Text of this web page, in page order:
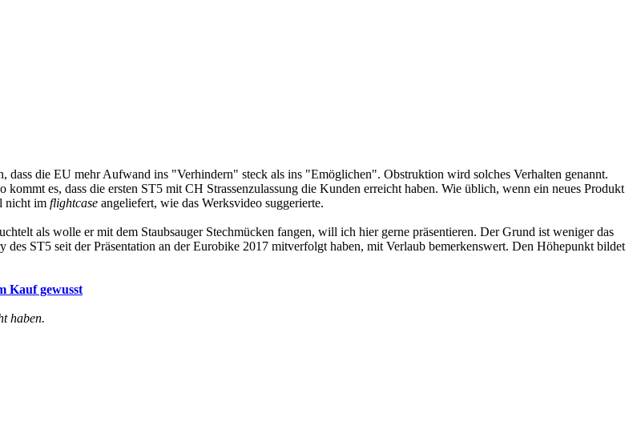
die EU mehr Aufwand ins "Verhindern" steck als ins "Emöglichen". Obstruktion wird solches Verhalten genannt.
es, dass die ersten ST5 mit CH Strassenzulassung die Kunden erreicht haben. Wie üblich, wenn ein neues Produkt
nicht im flightcase angeliefert, wie das Werksvideo suggerierte.
als wolle er mit dem Staubsauger Stechmücken fangen, will ich hier gerne präsentieren. Der Grund ist weniger das
ST5 seit der Präsentation an der Eurobike 2017 mitverfolgt haben, mit Verlaub bemerkenswert. Den Höhepunkt bildet
Kauf gewusst
haben.